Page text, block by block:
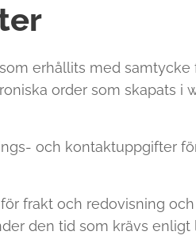
erhållits med
order som skapats i
och kontaktuppgifter
frakt och redovisning
den tid som krävs enligt